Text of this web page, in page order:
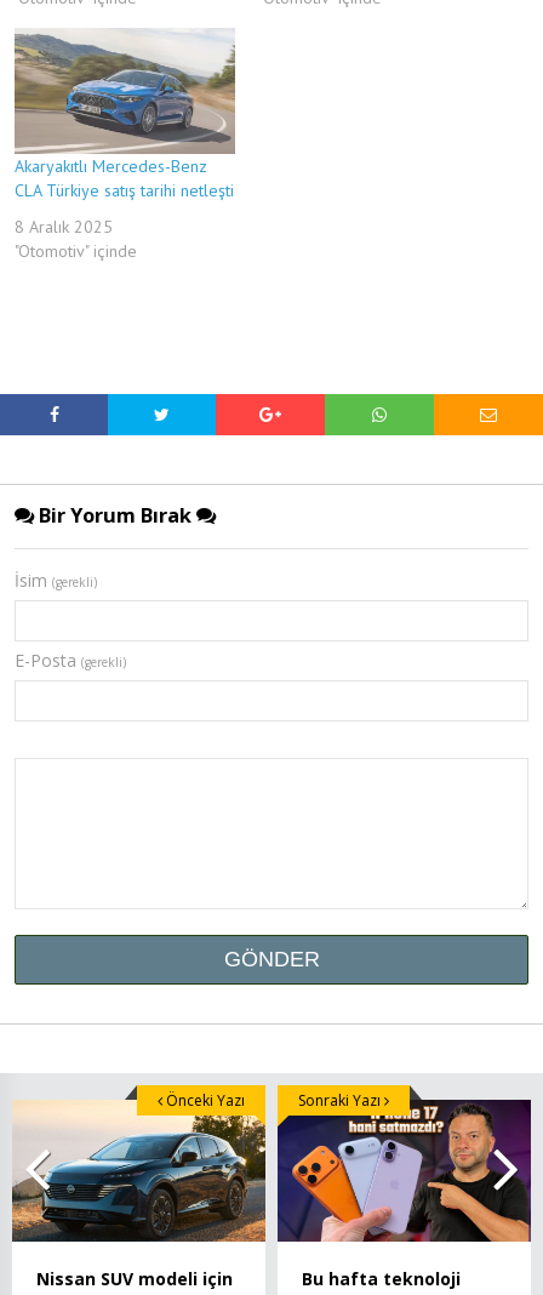
Akaryakıtlı Mercedes-Benz
CLA Türkiye satış tarihi netleşti
8 Aralık 2025
"Otomotiv" içinde
Bir Yorum Bırak
İsim (gerekli)
E-Posta (gerekli)
Nissan SUV modeli için
Önceki Yazı
Bu hafta teknoloji
Sonraki Yazı